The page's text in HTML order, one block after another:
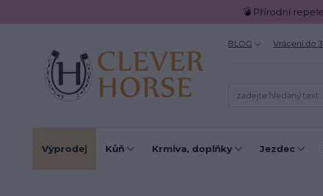
💣 Přírodní
BLOG Vrácení do
Výprodej Kůň Krmiva, doplňky Jezdec